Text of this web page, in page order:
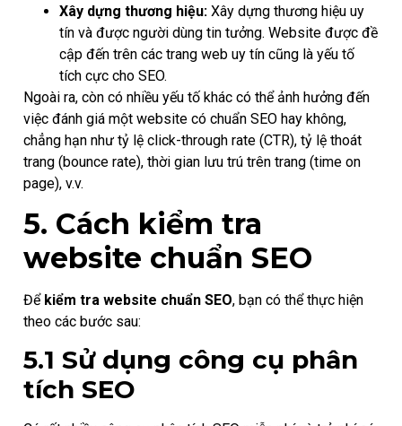
Xây dựng thương hiệu: Xây dựng thương hiệu uy
tín và được người dùng tin tưởng. Website được đề
cập đến trên các trang web uy tín cũng là yếu tố
tích cực cho SEO.
Ngoài ra, còn có nhiều yếu tố khác có thể ảnh hưởng đến
việc đánh giá một website có chuẩn SEO hay không,
chẳng hạn như tỷ lệ click-through rate (CTR), tỷ lệ thoát
trang (bounce rate), thời gian lưu trú trên trang (time on
page), v.v.
5. Cách kiểm tra
website chuẩn SEO
Để kiểm tra website chuẩn SEO, bạn có thể thực hiện
theo các bước sau:
5.1 Sử dụng công cụ phân
tích SEO